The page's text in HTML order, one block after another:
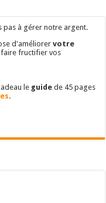
pas à gérer notre argent.
d'améliorervotre
fructifier vos
le guide de 45 pages
.